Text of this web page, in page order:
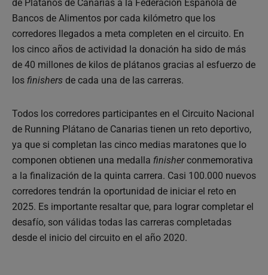
de Plátanos de Canarias a la Federación Española de
Bancos de Alimentos por cada kilómetro que los
corredores llegados a meta completen en el circuito. En
los cinco años de actividad la donación ha sido de más
de 40 millones de kilos de plátanos gracias al esfuerzo de
los finishers de cada una de las carreras.
Todos los corredores participantes en el Circuito Nacional
de Running Plátano de Canarias tienen un reto deportivo,
ya que si completan las cinco medias maratones que lo
componen obtienen una medalla finisherconmemorativa
a la finalización de la quinta carrera. Casi 100.000 nuevos
corredores tendrán la oportunidad de iniciar el reto en
2025. Es importante resaltar que, para lograr completar el
desafío, son válidas todas las carreras completadas
desde el inicio del circuito en el año 2020.